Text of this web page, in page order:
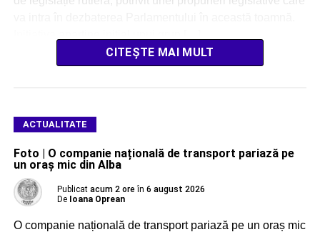
CITEȘTE MAI MULT
ACTUALITATE
Foto | O companie națională de transport pariază pe
un oraș mic din Alba
Publicat acum 2 ore în 6 august 2026
De Ioana Oprean
O companie națională de transport pariază pe un oraș mic